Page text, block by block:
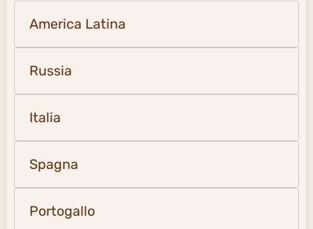
America Latina
Russia
Italia
Spagna
Portogallo